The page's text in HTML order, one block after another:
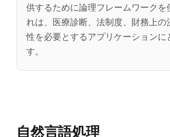
供するために論理フレームワークを
れは、医療診断、法制度、財務上の
性を必要とするアプリケーションに
す。
自然言語処理